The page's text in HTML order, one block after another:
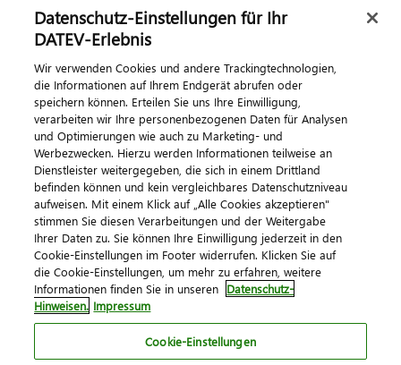
Kontaktieren Sie uns
© 2026 DATEV eG
ImpressumDatenschutzAGB Kontakt
Cookie-Einstellungen
Datenschutz-Einstellungen für Ihr
DATEV-Erlebnis
Wir verwenden Cookies und andere Trackingtechnologien,
die Informationen auf Ihrem Endgerät abrufen oder
speichern können. Erteilen Sie uns Ihre Einwilligung,
verarbeiten wir Ihre personenbezogenen Daten für Analysen
und Optimierungen wie auch zu Marketing- und
Werbezwecken. Hierzu werden Informationen teilweise an
Dienstleister weitergegeben, die sich in einem Drittland
befinden können und kein vergleichbares Datenschutzniveau
aufweisen. Mit einem Klick auf „Alle Cookies akzeptieren"
stimmen Sie diesen Verarbeitungen und der Weitergabe
Ihrer Daten zu. Sie können Ihre Einwilligung jederzeit in den
Cookie-Einstellungen im Footer widerrufen. Klicken Sie auf
die Cookie-Einstellungen, um mehr zu erfahren, weitere
Informationen finden Sie in unseren Datenschutz-
Hinweisen. Impressum
Cookie-Einstellungen